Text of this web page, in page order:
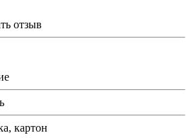
отзыв
картон